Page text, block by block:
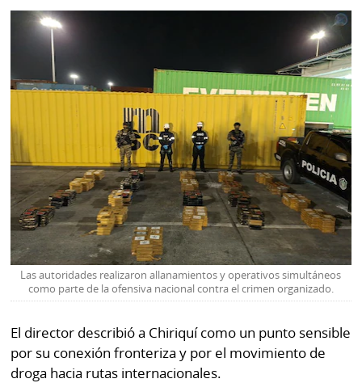
Las autoridades realizaron allanamientos y operativos simultáneos
como parte de la ofensiva nacional contra el crimen organizado.
El director describió a Chiriquí como un punto sensible
por su conexión fronteriza y por el movimiento de
droga hacia rutas internacionales.